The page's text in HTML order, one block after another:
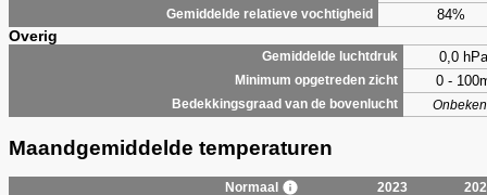
Gemiddelde relatieve vochtigheid 84%
Overig
Gemiddelde luchtdruk 0,0 hPa
Minimum opgetreden zicht 0 -
Bedekkingsgraad van de bovenlucht
Maandgemiddelde temperaturen
Normaal 2023